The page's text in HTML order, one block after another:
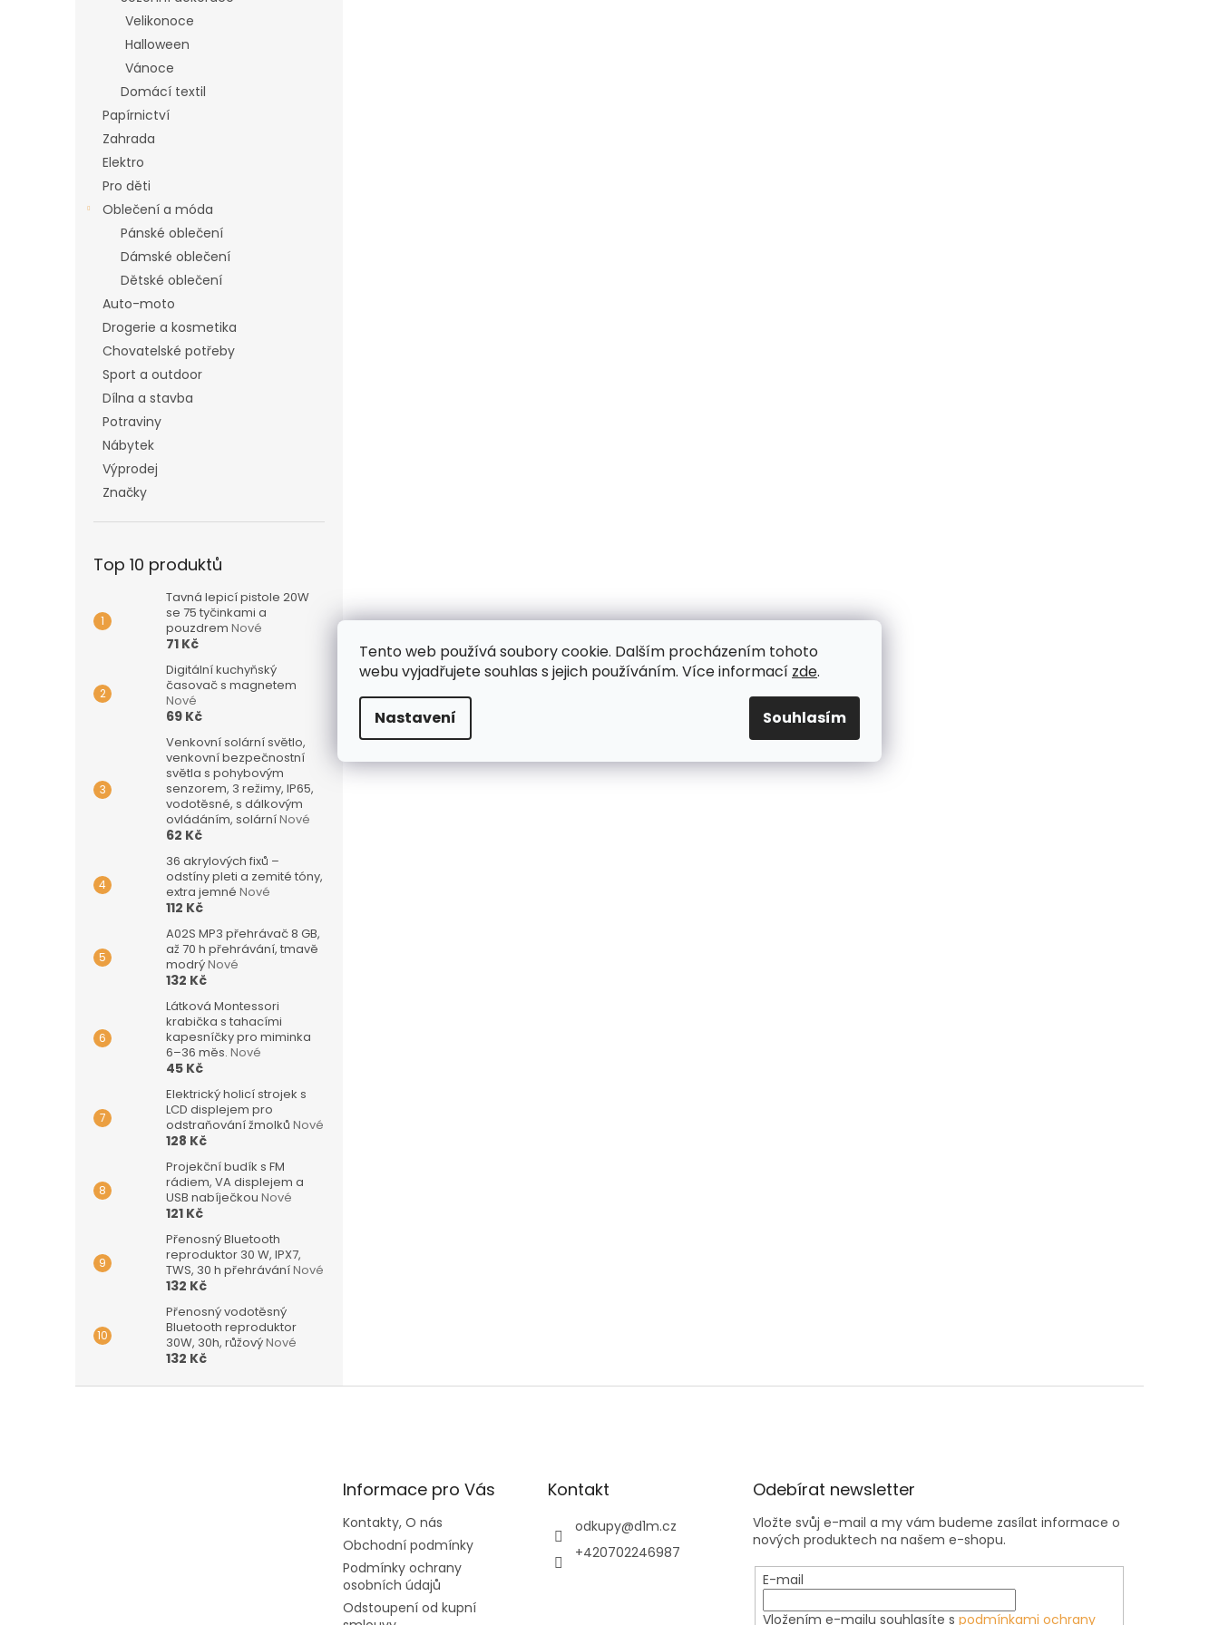
Tento web používá soubory cookie. Dalším procházením tohoto
webu vyjadřujete souhlas s jejich používáním. Více informací zde.
Nastavení Souhlasím
Velikonoce
Halloween
Vánoce
Domácí textil
Papírnictví
Zahrada
Elektro
Pro děti
Oblečení a móda
Pánské oblečení
Dámské oblečení
Dětské oblečení
Auto-moto
Drogerie a kosmetika
Chovatelské potřeby
Sport a outdoor
Dílna a stavba
Potraviny
Nábytek
Výprodej
Značky
Top 10 produktů
Tavná lepicí pistole 20W
se 75 tyčinkami a
pouzdrem Nové
71 Kč
Digitální kuchyňský
časovač s magnetem
Nové
69 Kč
Venkovní solární světlo,
venkovní bezpečnostní
světla s pohybovým
senzorem, 3 režimy, IP65,
vodotěsné, s dálkovým
ovládáním, solárníNové
62 Kč
36 akrylových fixů –
odstíny pleti a zemité tóny,
extra jemné Nové
112 Kč
A02S MP3 přehrávač 8 GB,
až 70 h přehrávání, tmavě
modrýNové
132 Kč
Látková Montessori
krabička s tahacími
kapesníčky pro miminka
6–36 měs. Nové
45 Kč
Elektrický holicí strojek s
LCD displejem pro
odstraňování žmolků Nové
128 Kč
Projekční budík s FM
rádiem, VA displejem a
USB nabíječkou Nové
121 Kč
Přenosný Bluetooth
reproduktor 30 W, IPX7,
TWS, 30 h přehráváníNové
132 Kč
Přenosný vodotěsný
Bluetooth reproduktor
30W, 30h, růžovýNové
132 Kč
Informace pro Vás
Kontakty, O nás
Obchodní podmínky
Podmínky ochrany
osobních údajů
Odstoupení od kupní
Kontakt
odkupy@d1m.cz
+420702246987
Odebírat newsletter
Vložte svůj e-mail a my vám budeme zasílat informace o
nových produktech na našem e-shopu.
E-mail
Vložením e-mailu souhlasíte spodmínkami ochrany